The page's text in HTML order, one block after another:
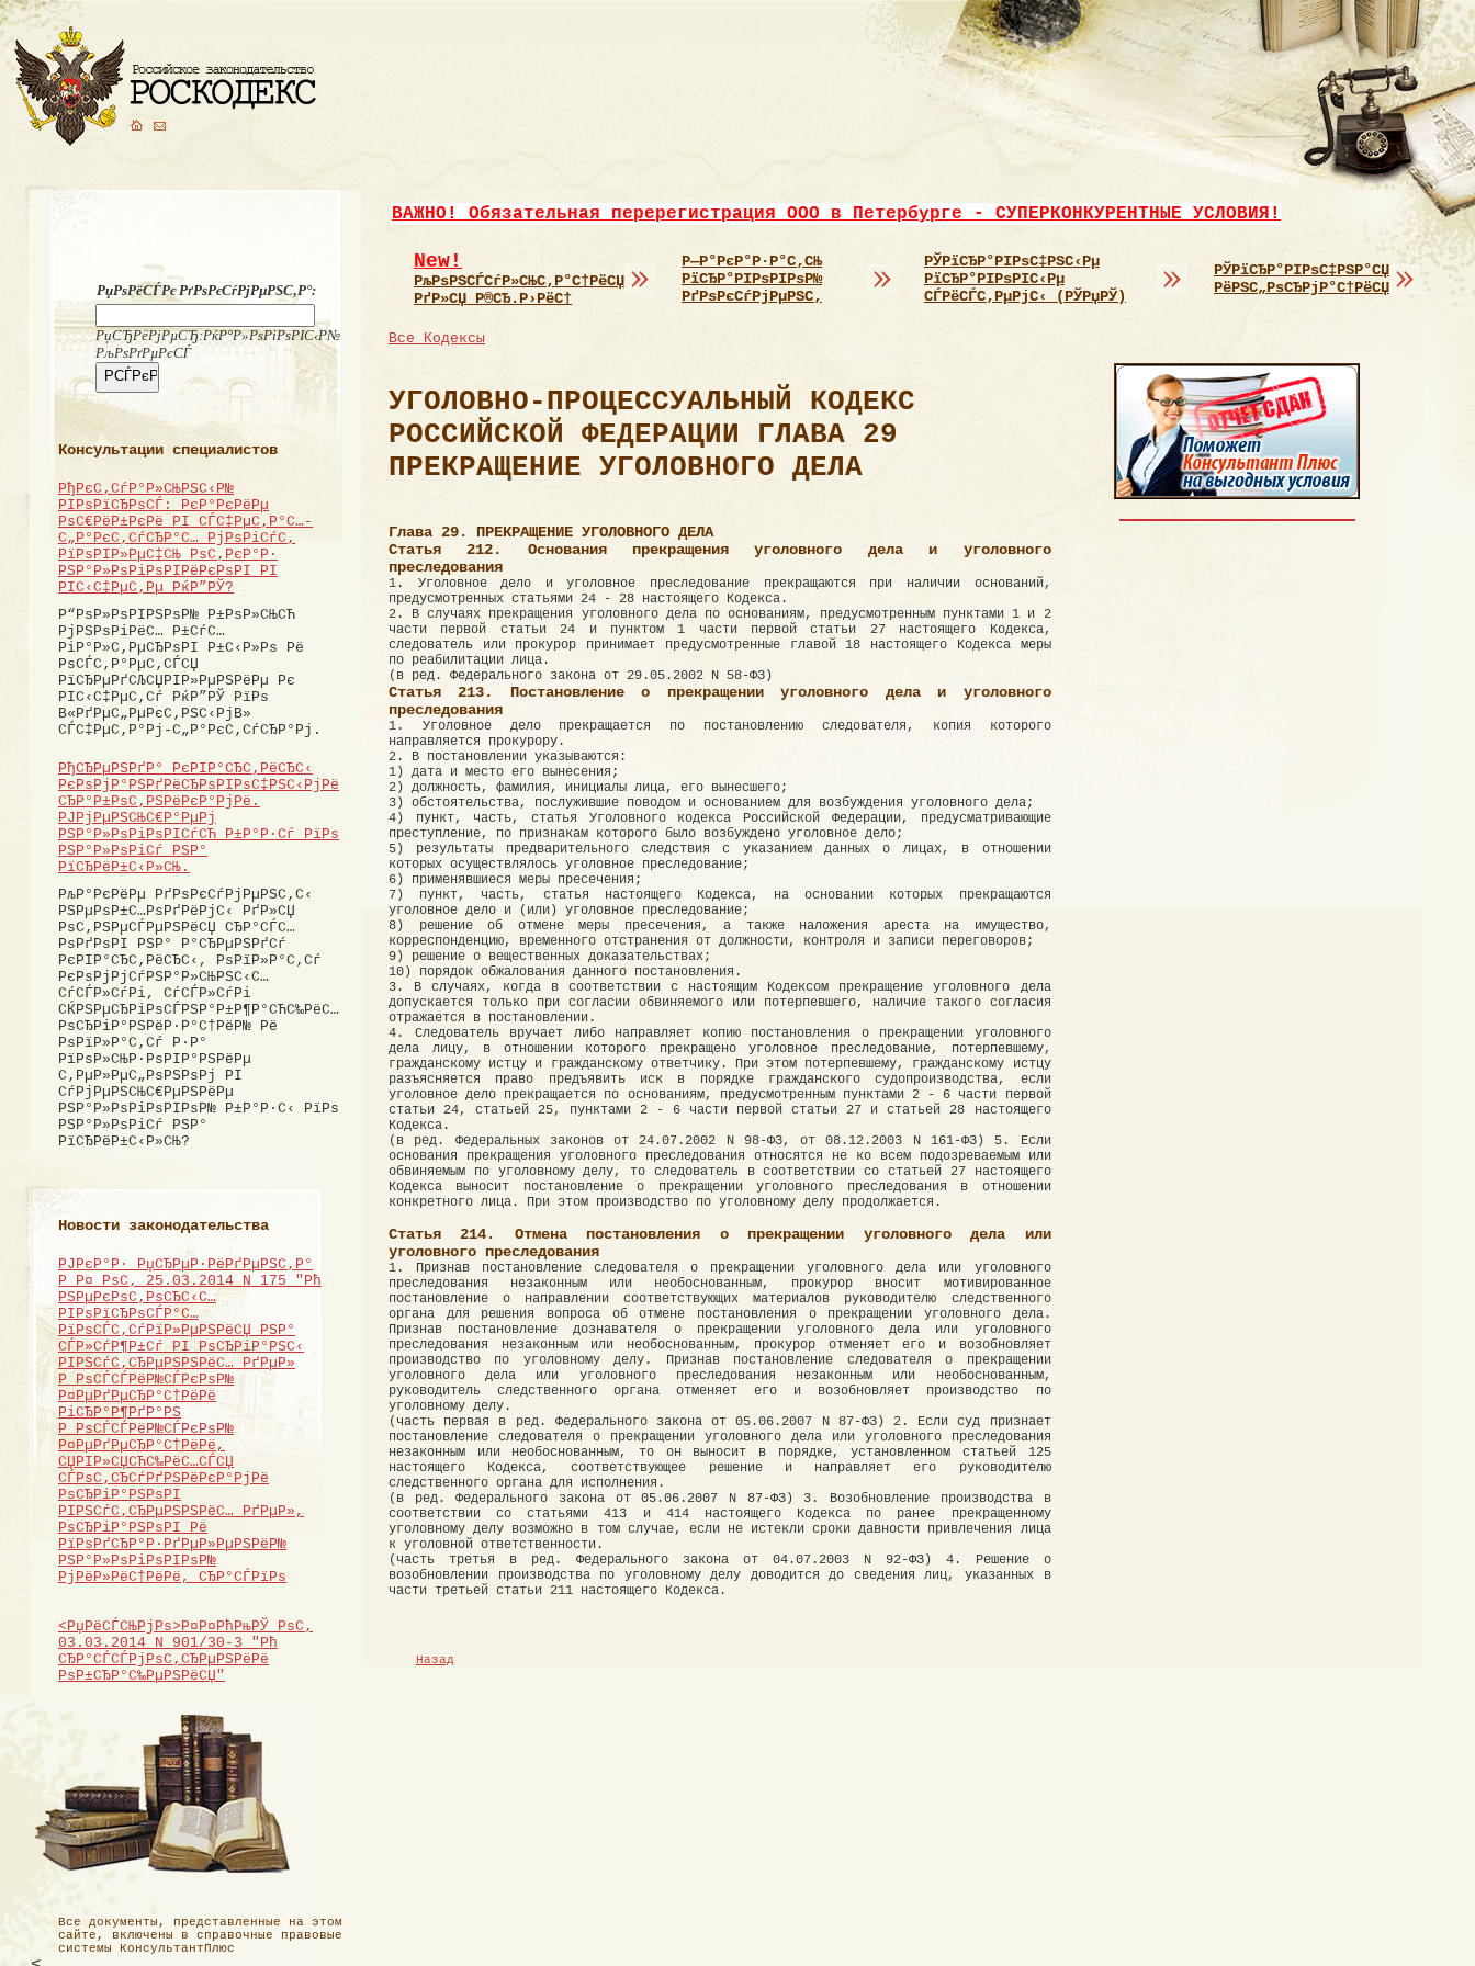
РџРѕРёСЃРє РґРѕРєСѓРјРµРЅС‚Р°:
РџСЂРёРјРµСЂ:РќР°Р»РѕРіРѕРІС‹Р№
РљРѕРґРµРєСЃ
Консультации специалистов
РђРєС‚СѓР°Р»СЊРЅС‹Р№
РІРѕРїСЂРѕСЃ: РєР°РєРёРµ
РѕС€РёР±РєРё РІ СЃС‡РµС‚Р°С…-
С„Р°РєС‚СѓСЂР°С… РјРѕРіСѓС‚
РїРѕРІР»РµС‡СЊ РѕС‚РєР°Р·
РЅР°Р»РѕРіРѕРІРёРєРѕРІ РІ
РІС‹С‡РµС‚Рµ РќР”РЎ?
Р“РѕР»РѕРІРЅРѕР№ Р±РѕР»СЊСЋ
РјРЅРѕРіРёС… Р±СѓС…
РіР°Р»С‚РµСЂРѕРІ Р±С‹Р»Рѕ Рё
РѕСЃС‚Р°РµС‚СЃСЏ
РїСЂРµРґСЉСЏРІР»РµРЅРёРµ Рє
РІС‹С‡РµС‚Сѓ РќР”РЎ РїРѕ
В«РґРµС„РµРєС‚РЅС‹РјВ»
СЃС‡РµС‚Р°Рј-С„Р°РєС‚СѓСЂР°Рј.
РђСЂРµРЅРґР° РєРІР°СЂС‚РёСЂС‹
РєРѕРјР°РЅРґРёСЂРѕРІРѕС‡РЅС‹РјРё
СЂР°Р±РѕС‚РЅРёРєР°РјРё.
РЈРјРµРЅСЊС€Р°РµРј
РЅР°Р»РѕРіРѕРІСѓСЋ Р±Р°Р·Сѓ РїРѕ
РЅР°Р»РѕРіСѓ РЅР°
РїСЂРёР±С‹Р»СЊ.
РљР°РєРёРµ РґРѕРєСѓРјРµРЅС‚С‹
РЅРµРѕР±С…РѕРґРёРјС‹ РґР»СЏ
РѕС‚РЅРµСЃРµРЅРёСЏ СЂР°СЃС…
РѕРґРѕРІ РЅР° Р°СЂРµРЅРґСѓ
РєРІР°СЂС‚РёСЂС‹, РѕРїР»Р°С‚Сѓ
РєРѕРјРјСѓРЅР°Р»СЊРЅС‹С…
СѓСЃР»СѓРі, СѓСЃР»СѓРі
СЌРЅРµСЂРіРѕСЃРЅР°Р±Р¶Р°СЋС‰РёС…
РѕСЂРіР°РЅРёР·Р°С†РёР№ Рё
РѕРїР»Р°С‚Сѓ Р·Р°
РїРѕР»СЊР·РѕРІР°РЅРёРµ
С‚РµР»РµС„РѕРЅРѕРј РІ
СѓРјРµРЅСЊС€РµРЅРёРµ
РЅР°Р»РѕРіРѕРІРѕР№ Р±Р°Р·С‹ РїРѕ
РЅР°Р»РѕРіСѓ РЅР°
РїСЂРёР±С‹Р»СЊ?
Новости законодательства
РЈРєР°Р· РџСЂРµР·РёРґРµРЅС‚Р°
Р Р¤ РѕС‚ 25.03.2014 N 175 "Рћ
РЅРµРєРѕС‚РѕСЂС‹С…
РІРѕРїСЂРѕСЃР°С…
РїРѕСЃС‚СѓРїР»РµРЅРёСЏ РЅР°
СЃР»СѓР¶Р±Сѓ РІ РѕСЂРіР°РЅС‹
РІРЅСѓС‚СЂРµРЅРЅРёС… РґРµР»
Р РѕСЃСЃРёР№СЃРєРѕР№
Р¤РµРґРµСЂР°С†РёРё
РіСЂР°Р¶РґР°РЅ
Р РѕСЃСЃРёР№СЃРєРѕР№
Р¤РµРґРµСЂР°С†РёРё,
СЏРІР»СЏСЋС‰РёС…СЃСЏ
СЃРѕС‚СЂСѓРґРЅРёРєР°РјРё
РѕСЂРіР°РЅРѕРІ
РІРЅСѓС‚СЂРµРЅРЅРёС… РґРµР»,
РѕСЂРіР°РЅРѕРІ Рё
РїРѕРґСЂР°Р·РґРµР»РµРЅРёР№
РЅР°Р»РѕРіРѕРІРѕР№
РјРёР»РёС†РёРё, СЂР°СЃРїРѕ
<РџРёСЃСЊРјРѕ>Р¤Р¤РћРњРЎ РѕС‚
03.03.2014 N 901/30-3 "Рћ
СЂР°СЃСЃРјРѕС‚СЂРµРЅРёРё
РѕР±СЂР°С‰РµРЅРёСЏ"
Все документы, представленные на этом
сайте, включены в справочные правовые
системы КонсультантПлюс
ВАЖНО! Обязательная перерегистрация ООО в Петербурге - СУПЕРКОНКУРЕНТНЫЕ УСЛОВИЯ!
New!
РљРѕРЅСЃСѓР»СЊС‚Р°С†РёСЏ
РґР»СЏ Р®СЂ.Р›РёС†
Р—Р°РєР°Р·Р°С‚СЊ
РїСЂР°РІРѕРІРѕР№
РґРѕРєСѓРјРµРЅС‚
РЎРїСЂР°РІРѕС‡РЅС‹Рµ
РїСЂР°РІРѕРІС‹Рµ
СЃРёСЃС‚РµРјС‹ (РЎРџРЎ)
РЎРїСЂР°РІРѕС‡РЅР°СЏ
РёРЅС„РѕСЂРјР°С†РёСЏ
Все Кодексы
УГОЛОВНО-ПРОЦЕССУАЛЬНЫЙ КОДЕКС
РОССИЙСКОЙ ФЕДЕРАЦИИ ГЛАВА 29
ПРЕКРАЩЕНИЕ УГОЛОВНОГО ДЕЛА
Глава 29. ПРЕКРАЩЕНИЕ УГОЛОВНОГО ДЕЛА
Статья 212. Основания прекращения уголовного дела и уголовного
преследования
1. Уголовное дело и уголовное преследование прекращаются при наличии оснований,
предусмотренных статьями 24 - 28 настоящего Кодекса.
2. В случаях прекращения уголовного дела по основаниям, предусмотренным пунктами 1 и 2
части первой статьи 24 и пунктом 1 части первой статьи 27 настоящего Кодекса,
следователь или прокурор принимает предусмотренные главой 18 настоящего Кодекса меры
по реабилитации лица.
(в ред. Федерального закона от 29.05.2002 N 58-ФЗ)
Статья 213. Постановление о прекращении уголовного дела и уголовного
преследования
1. Уголовное дело прекращается по постановлению следователя, копия которого
направляется прокурору.
2. В постановлении указываются:
1) дата и место его вынесения;
2) должность, фамилия, инициалы лица, его вынесшего;
3) обстоятельства, послужившие поводом и основанием для возбуждения уголовного дела;
4) пункт, часть, статья Уголовного кодекса Российской Федерации, предусматривающие
преступление, по признакам которого было возбуждено уголовное дело;
5) результаты предварительного следствия с указанием данных о лицах, в отношении
которых осуществлялось уголовное преследование;
6) применявшиеся меры пресечения;
7) пункт, часть, статья настоящего Кодекса, на основании которых прекращаются
уголовное дело и (или) уголовное преследование;
8) решение об отмене меры пресечения, а также наложения ареста на имущество,
корреспонденцию, временного отстранения от должности, контроля и записи переговоров;
9) решение о вещественных доказательствах;
10) порядок обжалования данного постановления.
3. В случаях, когда в соответствии с настоящим Кодексом прекращение уголовного дела
допускается только при согласии обвиняемого или потерпевшего, наличие такого согласия
отражается в постановлении.
4. Следователь вручает либо направляет копию постановления о прекращении уголовного
дела лицу, в отношении которого прекращено уголовное преследование, потерпевшему,
гражданскому истцу и гражданскому ответчику. При этом потерпевшему, гражданскому истцу
разъясняется право предъявить иск в порядке гражданского судопроизводства, если
уголовное дело прекращается по основаниям, предусмотренным пунктами 2 - 6 части первой
статьи 24, статьей 25, пунктами 2 - 6 части первой статьи 27 и статьей 28 настоящего
Кодекса.
(в ред. Федеральных законов от 24.07.2002 N 98-ФЗ, от 08.12.2003 N 161-ФЗ) 5. Если
основания прекращения уголовного преследования относятся не ко всем подозреваемым или
обвиняемым по уголовному делу, то следователь в соответствии со статьей 27 настоящего
Кодекса выносит постановление о прекращении уголовного преследования в отношении
конкретного лица. При этом производство по уголовному делу продолжается.
Статья 214. Отмена постановления о прекращении уголовного дела или
уголовного преследования
1. Признав постановление следователя о прекращении уголовного дела или уголовного
преследования незаконным или необоснованным, прокурор вносит мотивированное
постановление о направлении соответствующих материалов руководителю следственного
органа для решения вопроса об отмене постановления о прекращении уголовного дела.
Признав постановление дознавателя о прекращении уголовного дела или уголовного
преследования незаконным или необоснованным, прокурор отменяет его и возобновляет
производство по уголовному делу. Признав постановление следователя о прекращении
уголовного дела или уголовного преследования незаконным или необоснованным,
руководитель следственного органа отменяет его и возобновляет производство по
уголовному делу.
(часть первая в ред. Федерального закона от 05.06.2007 N 87-ФЗ) 2. Если суд признает
постановление следователя о прекращении уголовного дела или уголовного преследования
незаконным или необоснованным, то он выносит в порядке, установленном статьей 125
настоящего Кодекса, соответствующее решение и направляет его руководителю
следственного органа для исполнения.
(в ред. Федерального закона от 05.06.2007 N 87-ФЗ) 3. Возобновление производства в
соответствии со статьями 413 и 414 настоящего Кодекса по ранее прекращенному
уголовному делу возможно в том случае, если не истекли сроки давности привлечения лица
к уголовной ответственности.
(часть третья в ред. Федерального закона от 04.07.2003 N 92-ФЗ) 4. Решение о
возобновлении производства по уголовному делу доводится до сведения лиц, указанных в
части третьей статьи 211 настоящего Кодекса.
Назад